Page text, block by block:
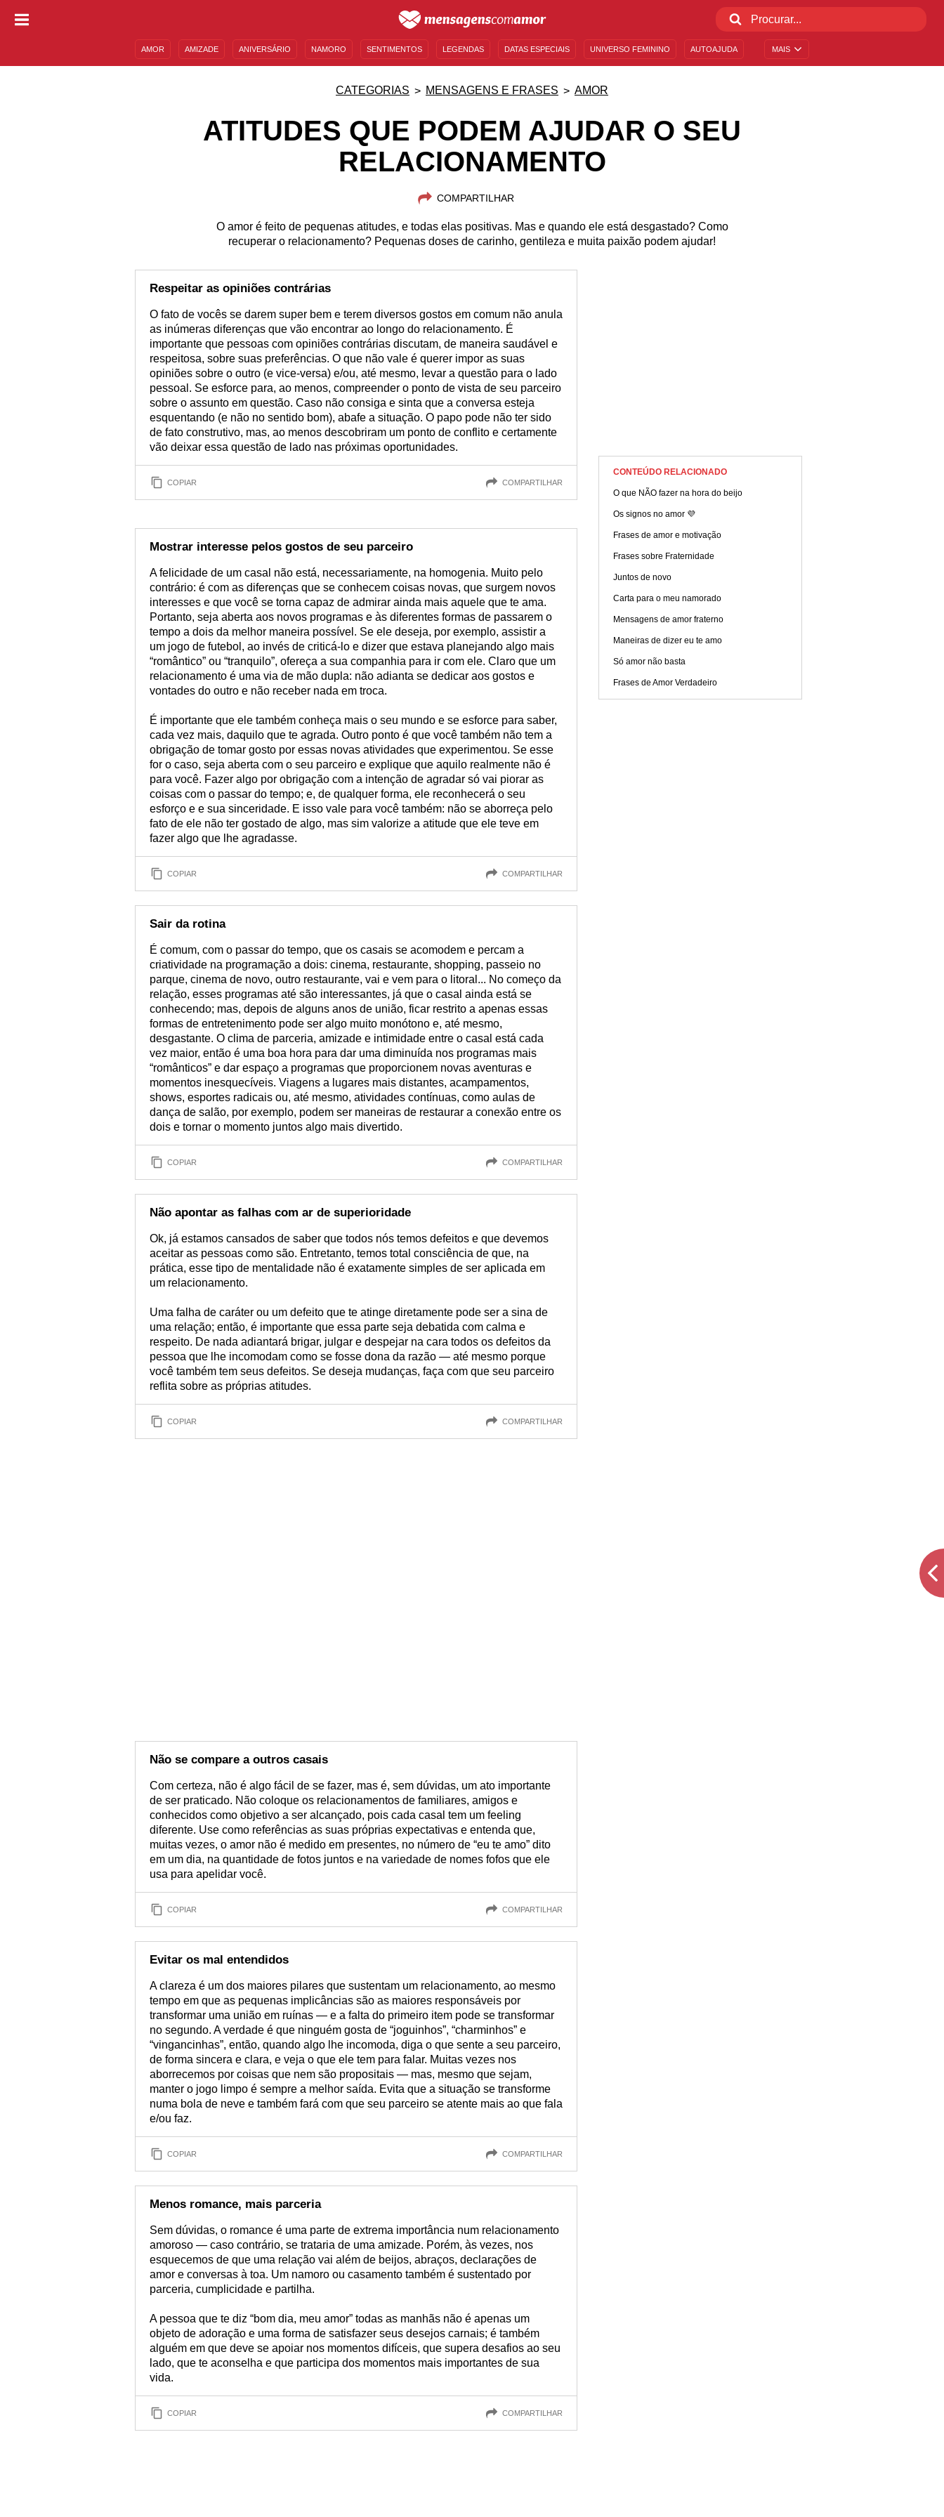
MAIS
AMOR AMIZADE ANIVERSÁRIO NAMORO SENTIMENTOS LEGENDAS DATAS ESPECIAIS UNIVERSO FEMININO AUTOAJUDA
CATEGORIAS MENSAGENS E FRASES AMOR
ATITUDES QUE PODEM AJUDAR O SEU
RELACIONAMENTO
COMPARTILHAR
O amor é feito de pequenas atitudes, e todas elas positivas. Mas e quando ele está desgastado? Como
recuperar o relacionamento? Pequenas doses de carinho, gentileza e muita paixão podem ajudar!
Respeitar as opiniões contrárias
O fato de vocês se darem super bem e terem diversos gostos em comum não anula
as inúmeras diferenças que vão encontrar ao longo do relacionamento. É
importante que pessoas com opiniões contrárias discutam, de maneira saudável e
respeitosa, sobre suas preferências. O que não vale é querer impor as suas
opiniões sobre o outro (e vice-versa) e/ou, até mesmo, levar a questão para o lado
pessoal. Se esforce para, ao menos, compreender o ponto de vista de seu parceiro
sobre o assunto em questão. Caso não consiga e sinta que a conversa esteja
esquentando (e não no sentido bom), abafe a situação. O papo pode não ter sido
de fato construtivo, mas, ao menos descobriram um ponto de conflito e certamente
vão deixar essa questão de lado nas próximas oportunidades.
COPIAR COMPARTILHAR
Mostrar interesse pelos gostos de seu parceiro
A felicidade de um casal não está, necessariamente, na homogenia. Muito pelo
contrário: é com as diferenças que se conhecem coisas novas, que surgem novos
interesses e que você se torna capaz de admirar ainda mais aquele que te ama.
Portanto, seja aberta aos novos programas e às diferentes formas de passarem o
tempo a dois da melhor maneira possível. Se ele deseja, por exemplo, assistir a
um jogo de futebol, ao invés de criticá-lo e dizer que estava planejando algo mais
“romântico” ou “tranquilo”, ofereça a sua companhia para ir com ele. Claro que um
relacionamento é uma via de mão dupla: não adianta se dedicar aos gostos e
vontades do outro e não receber nada em troca.
É importante que ele também conheça mais o seu mundo e se esforce para saber,
cada vez mais, daquilo que te agrada. Outro ponto é que você também não tem a
obrigação de tomar gosto por essas novas atividades que experimentou. Se esse
for o caso, seja aberta com o seu parceiro e explique que aquilo realmente não é
para você. Fazer algo por obrigação com a intenção de agradar só vai piorar as
coisas com o passar do tempo; e, de qualquer forma, ele reconhecerá o seu
esforço e e sua sinceridade. E isso vale para você também: não se aborreça pelo
fato de ele não ter gostado de algo, mas sim valorize a atitude que ele teve em
fazer algo que lhe agradasse.
COPIAR COMPARTILHAR
Sair da rotina
É comum, com o passar do tempo, que os casais se acomodem e percam a
criatividade na programação a dois: cinema, restaurante, shopping, passeio no
parque, cinema de novo, outro restaurante, vai e vem para o litoral... No começo da
relação, esses programas até são interessantes, já que o casal ainda está se
conhecendo; mas, depois de alguns anos de união, ficar restrito a apenas essas
formas de entretenimento pode ser algo muito monótono e, até mesmo,
desgastante. O clima de parceria, amizade e intimidade entre o casal está cada
vez maior, então é uma boa hora para dar uma diminuída nos programas mais
“românticos” e dar espaço a programas que proporcionem novas aventuras e
momentos inesquecíveis. Viagens a lugares mais distantes, acampamentos,
shows, esportes radicais ou, até mesmo, atividades contínuas, como aulas de
dança de salão, por exemplo, podem ser maneiras de restaurar a conexão entre os
dois e tornar o momento juntos algo mais divertido.
COPIAR COMPARTILHAR
Não apontar as falhas com ar de superioridade
Ok, já estamos cansados de saber que todos nós temos defeitos e que devemos
aceitar as pessoas como são. Entretanto, temos total consciência de que, na
prática, esse tipo de mentalidade não é exatamente simples de ser aplicada em
um relacionamento.
Uma falha de caráter ou um defeito que te atinge diretamente pode ser a sina de
uma relação; então, é importante que essa parte seja debatida com calma e
respeito. De nada adiantará brigar, julgar e despejar na cara todos os defeitos da
pessoa que lhe incomodam como se fosse dona da razão — até mesmo porque
você também tem seus defeitos. Se deseja mudanças, faça com que seu parceiro
reflita sobre as próprias atitudes.
COPIAR COMPARTILHAR
Não se compare a outros casais
Com certeza, não é algo fácil de se fazer, mas é, sem dúvidas, um ato importante
de ser praticado. Não coloque os relacionamentos de familiares, amigos e
conhecidos como objetivo a ser alcançado, pois cada casal tem um feeling
diferente. Use como referências as suas próprias expectativas e entenda que,
muitas vezes, o amor não é medido em presentes, no número de “eu te amo” dito
em um dia, na quantidade de fotos juntos e na variedade de nomes fofos que ele
usa para apelidar você.
COPIAR COMPARTILHAR
Evitar os mal entendidos
A clareza é um dos maiores pilares que sustentam um relacionamento, ao mesmo
tempo em que as pequenas implicâncias são as maiores responsáveis por
transformar uma união em ruínas — e a falta do primeiro item pode se transformar
no segundo. A verdade é que ninguém gosta de “joguinhos”, “charminhos” e
“vingancinhas”, então, quando algo lhe incomoda, diga o que sente a seu parceiro,
de forma sincera e clara, e veja o que ele tem para falar. Muitas vezes nos
aborrecemos por coisas que nem são propositais — mas, mesmo que sejam,
manter o jogo limpo é sempre a melhor saída. Evita que a situação se transforme
numa bola de neve e também fará com que seu parceiro se atente mais ao que fala
e/ou faz.
COPIAR COMPARTILHAR
Menos romance, mais parceria
Sem dúvidas, o romance é uma parte de extrema importância num relacionamento
amoroso — caso contrário, se trataria de uma amizade. Porém, às vezes, nos
esquecemos de que uma relação vai além de beijos, abraços, declarações de
amor e conversas à toa. Um namoro ou casamento também é sustentado por
parceria, cumplicidade e partilha.
A pessoa que te diz “bom dia, meu amor” todas as manhãs não é apenas um
objeto de adoração e uma forma de satisfazer seus desejos carnais; é também
alguém em que deve se apoiar nos momentos difíceis, que supera desafios ao seu
lado, que te aconselha e que participa dos momentos mais importantes de sua
vida.
COPIAR COMPARTILHAR
CONTEÚDO RELACIONADO
O que NÃO fazer na hora do beijo
Os signos no amor 💜
Frases de amor e motivação
Frases sobre Fraternidade
Juntos de novo
Carta para o meu namorado
Mensagens de amor fraterno
Maneiras de dizer eu te amo
Só amor não basta
Frases de Amor Verdadeiro